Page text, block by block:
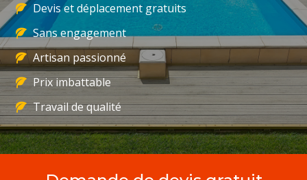
Devis et déplacement gratuits
Sans engagement
Artisan passionné
Prix imbattable
Travail de qualité